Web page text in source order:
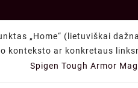
„Home“ (lietuviškai
konteksto ar konkretaus
Spigen Tough Armor